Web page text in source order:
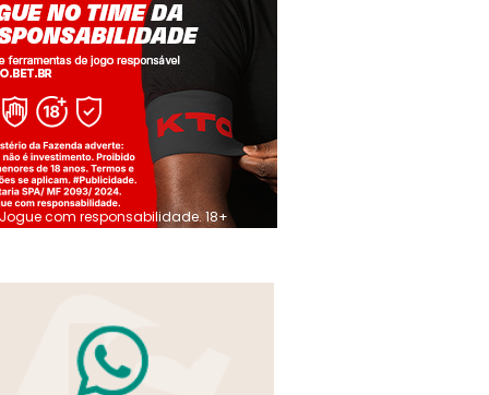
Jogue com responsabilidade. 18+